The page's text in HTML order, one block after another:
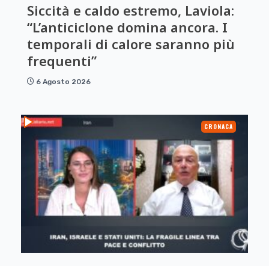
Siccità e caldo estremo, Laviola:
“L’anticiclone domina ancora. I
temporali di calore saranno più
frequenti”
6 Agosto 2026
CRONACA